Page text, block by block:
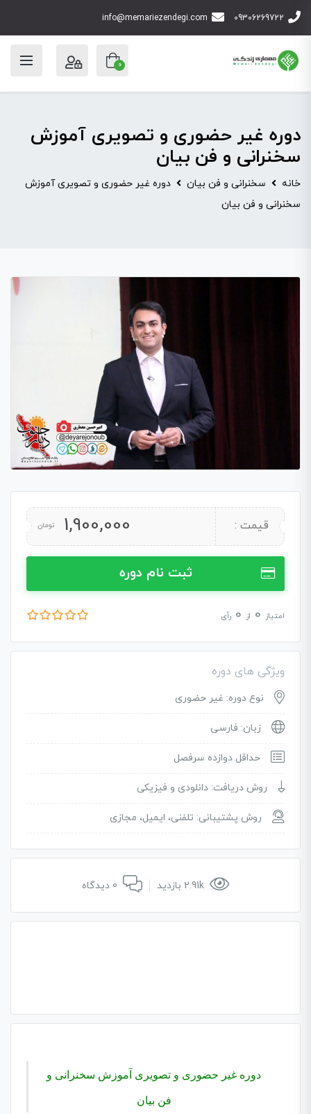
09306269722
info@memariezendegi.com
0
دوره غیر حضوری و تصویری آموزش
سخنرانی و فن بیان
خانه سخنرانی و فن بیان
دوره غیر حضوری و تصویری آموزش
سخنرانی و فن بیان
قیمت : 1,900,000 تومان
ثبت نام دوره
امتیاز 0 از 0 رأی
ویژگی های دوره
نوع دوره: غیر حضوری
زبان: فارسی
حداقل دوازده سرفصل
روش دریافت: دانلودی و فیزیکی
روش پشتیبانی: تلفنی، ایمیل، مجازی
دوره غیر حضوری و تصویری آموزش سخنرانی و
فن بیان